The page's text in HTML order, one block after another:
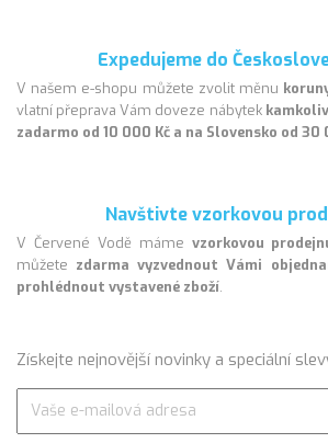
Expedujeme do
V našem e-shopu můžete zvolit měnu
vlatní přeprava Vám doveze nábytek
zadarmo od 10 000 Kč a na Slovensko od 30
Navštivte vzorkovou
V Červené Vodě máme vzorkovou
můžete zdarma vyzvednout Vámi
prohlédnout vystavené zboží.
Získejte nejnovější novinky a speciální